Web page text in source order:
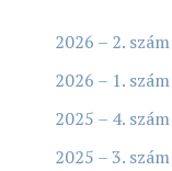
2026 – 2. szám
2026 – 1. szám
2025 – 4. szám
2025 – 3. szám